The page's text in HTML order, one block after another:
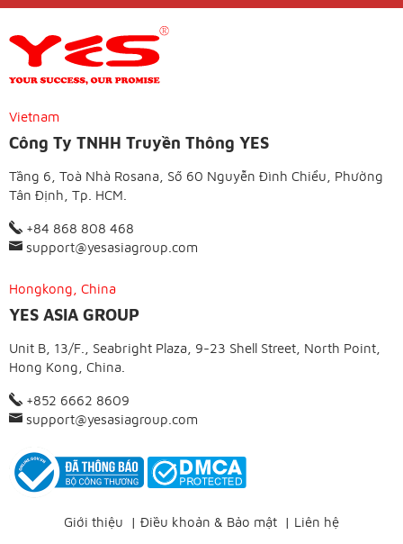
Vietnam
Công Ty TNHH Truyền Thông YES
Tầng 6, Toà Nhà Rosana, Số 60 Nguyễn Đình Chiểu, Phường
Tân Định, Tp. HCM.
+84 868 808 468
support@yesasiagroup.com
Hongkong, China
YES ASIA GROUP
Unit B, 13/F., Seabright Plaza, 9-23 Shell Street, North Point,
Hong Kong, China.
+852 6662 8609
support@yesasiagroup.com
Giới thiệu | Điều khoản & Bảo mật | Liên hệ